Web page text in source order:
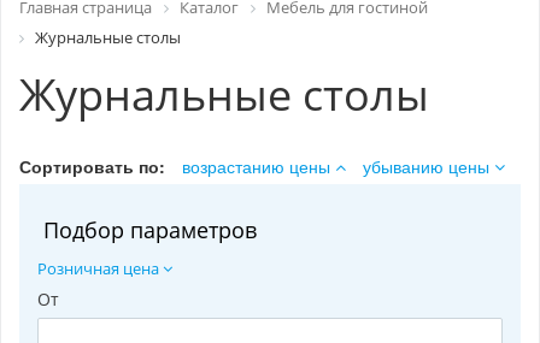
Главная страница Каталог
Мебель для гостиной
Журнальные столы
Журнальные столы
Сортировать по: возрастанию цены убыванию цены
Подбор параметров
Розничная цена
От